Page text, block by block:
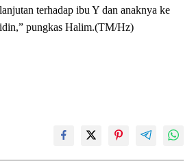
terhadap ibu Y dan anaknya ke
pungkas Halim.(TM/Hz)